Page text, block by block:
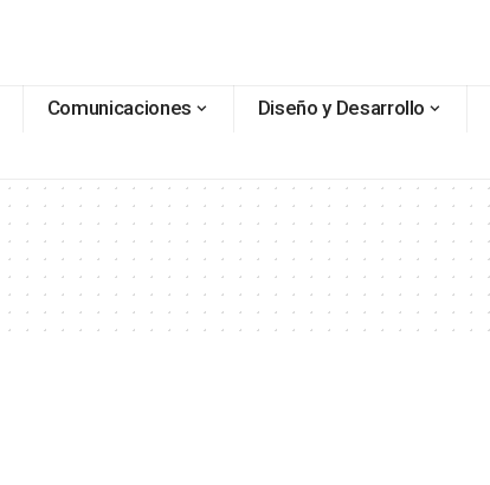
Comunicaciones Diseño y Desarrollo